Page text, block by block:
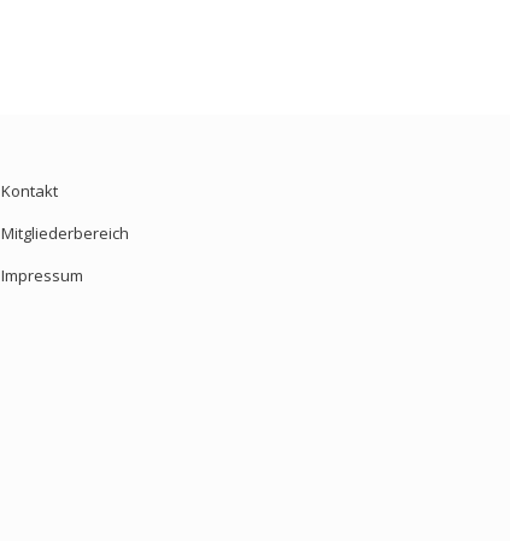
Kontakt
Mitgliederbereich
Impressum